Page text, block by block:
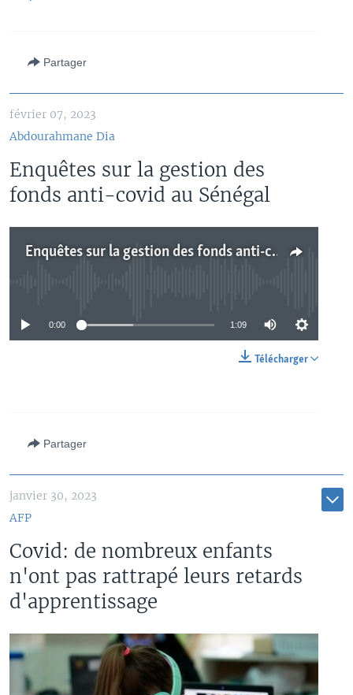
Partager
février 07, 2023
Abdourahmane Dia
Enquêtes sur la gestion des
fonds anti-covid au Sénégal
Enquêtes sur la gestion des fonds anti-covid au Sénégal
0:00 1:09
Télécharger
Partager
janvier 30, 2023
AFP
Covid: de nombreux enfants
n'ont pas rattrapé leurs retards
d'apprentissage